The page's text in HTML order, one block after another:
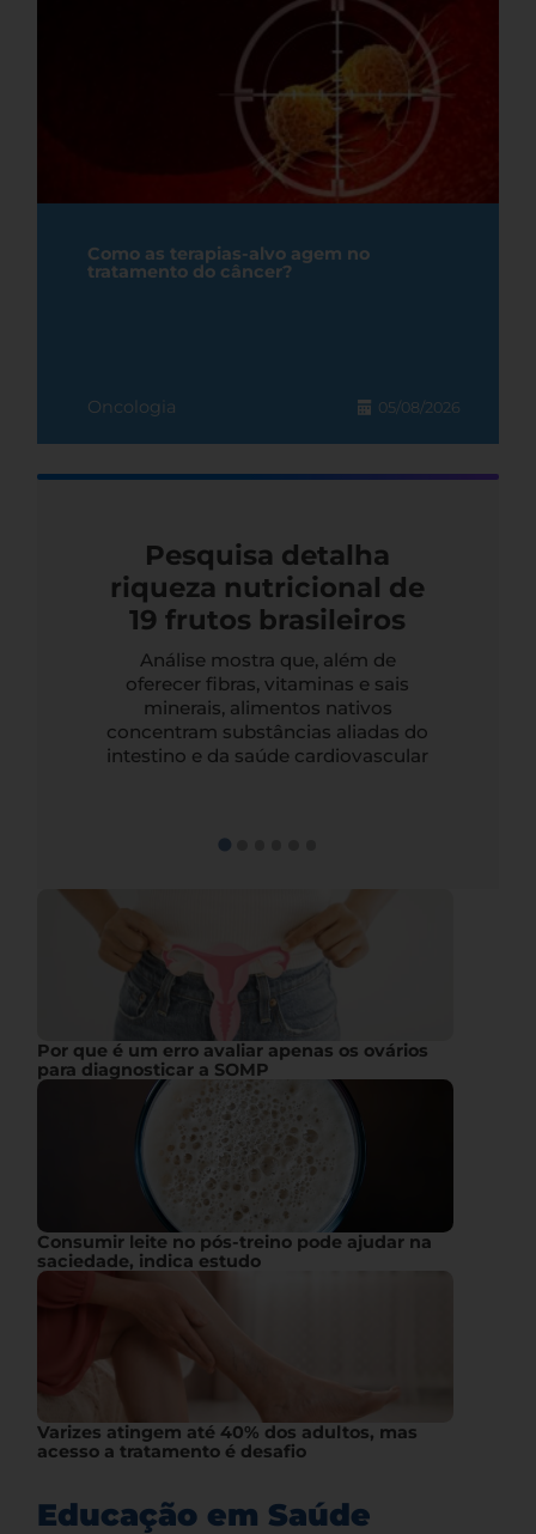
Como as terapias-alvo agem no
tratamento do câncer?
Oncologia 05/08/2026
Pesquisa detalha
riqueza nutricional de
19 frutos brasileiros
Análise mostra que, além de
oferecer fibras, vitaminas e sais
minerais, alimentos nativos
concentram substâncias aliadas do
intestino e da saúde cardiovascular
Por que é um erro avaliar apenas os ovários
para diagnosticar a SOMP
Consumir leite no pós-treino pode ajudar na
saciedade, indica estudo
Varizes atingem até 40% dos adultos, mas
acesso a tratamento é desafio
Educação em Saúde